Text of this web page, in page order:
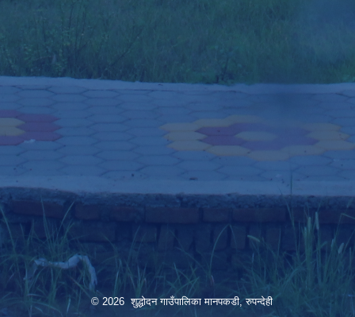
© 2026 शुद्धोदन गाउँपालिका मानपकडी, रुपन्देही